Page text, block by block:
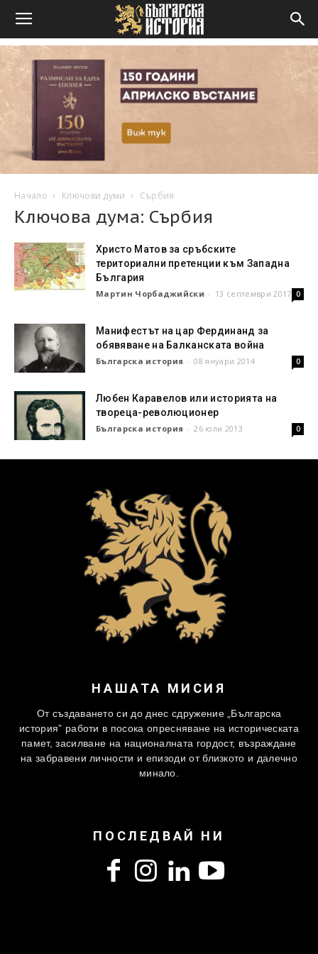
Начало Ключови думи Сърбия
Ключова дума: Сърбия
Христо Матов за сръбските
териториални претенции към Западна
България
Мартин Чорбаджийски - 13 септември 2017 0
Манифестът на цар Фердинанд за
обявяване на Балканската война
Българска история - 08 януари 2014 0
Любен Каравелов или историята на
твореца-революционер
Българска история - 26 юли 2013 0
НАШАТА МИСИЯ
От създаването си до днес сдружение „Българска
история” работи в посока опресняване на историческата
памет, засилване на националната гордост, възраждане
на забравени личности и епизоди от близкото и далечно
минало.
ПОСЛЕДВАЙ НИ